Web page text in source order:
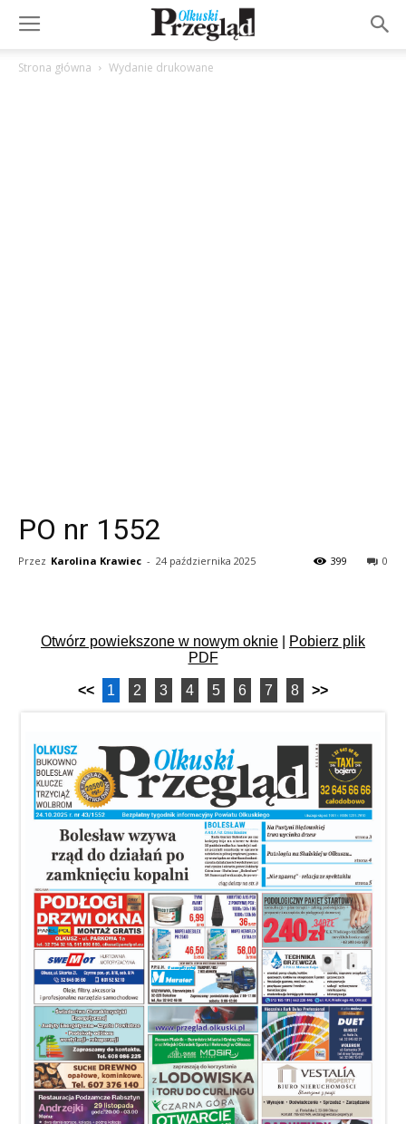
Strona główna Wydanie drukowane
PO nr 1552
Przez Karolina Krawiec - 24 października 2025 0
399